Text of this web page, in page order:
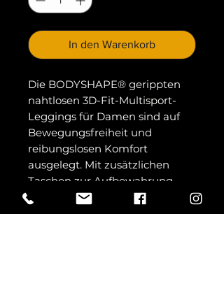
In den Warenkorb
Die BODYSHAPE® gerippten
nahtlosen 3D-Fit-Multisport-
Leggings für Damen sind auf
Bewegungsfreiheit und
reibungslosen Komfort
ausgelegt. Mit zusätzlichen
Taschen zur Aufbewahrung
aller wichtigen Dinge.